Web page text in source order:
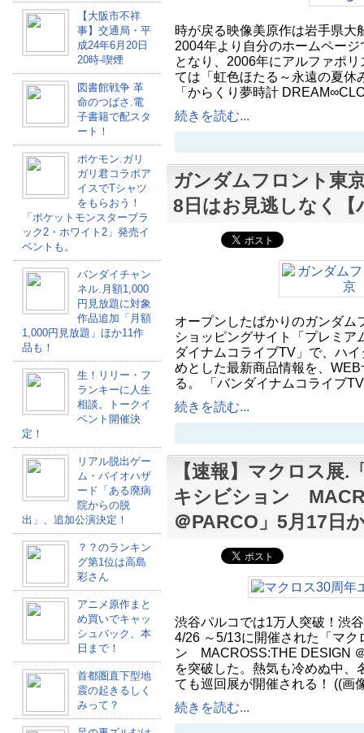
【大阪市不祥
事】交通局・平
成24年6月20日
20時-喫煙
図書館戦争 革
命のつばさ.電
子書籍で配スタ
ート！
ポケモン.ガリ
ガリ君コラボア
イスでTシャツ
をもらおう！
「ポケットモンスターブラ
ック2・ホワイト2」発売イ
ベントも。
バンダイチャン
ネル.月額1,000
円見放題に対象
作品追加「月額
1,000円見放題」ほか11作
品も！
生！リリー・フ
ランキーに人生
相談。トークイ
ベント開催決
定！
リアル脱出ゲー
ム・バイオハザ
ード「ある廃病
院からの脱
出」、追加公演決定！
？？のランキン
グ第1位は高島
彩さん
アニメ原作まと
め買いでキャッ
シュバック、本
日まで！
首都圏直下型地
震の起きるしく
みって？
時が戻る映像美原作は岩手県大
2004年より自分のホームペー
となり、2006年にアルファポ
ては「虹色ほたる～永遠の夏休
「からくり夢時計
続きを読む...
ガンダムフロント東
8日はお見逃しなく【
オープンしたばかりのガンダム
ショッピングサイト「プレミア
ダイナムコライブTV」で、ハ
めとした最新商品情報を、
る。 「バンダイナムコライブ
続きを読む...
【速報】マクロス展.
キシビション
＠PARCO」5月17日
渋谷パルコでは1万人突破！渋
4/26 ～5/13に開催された「マ
ン MACROSS:THE DESIGN
を突破した。熱気も冷めぬ中、
ても巡回展が開催される！ ((画
続きを読む...